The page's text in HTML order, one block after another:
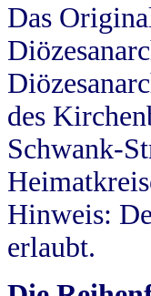
Das
des
Schwank-
Hinweis:
erlaubt.